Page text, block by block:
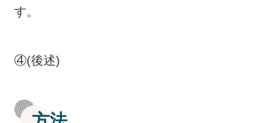
す。
④(後述)